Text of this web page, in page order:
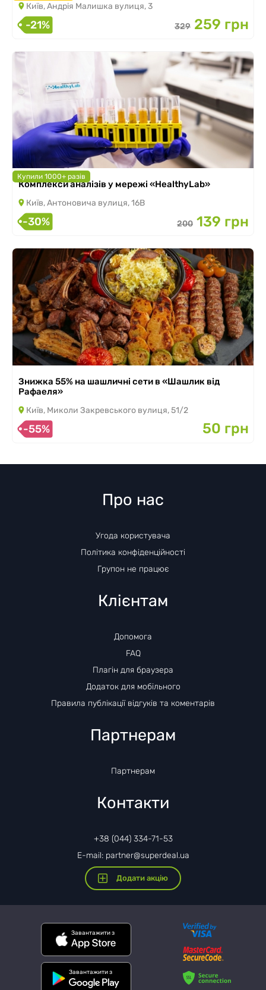
Київ, Андрія Малишка вулиця, 3
-21% 329 259 грн
Купили 1000+ разів
Комплекси аналізів у мережі «HealthyLab»
Київ, Антоновича вулиця, 16В
-30% 200 139 грн
Знижка 55% на шашличні сети в «Шашлик від
Рафаеля»
Київ, Миколи Закревського вулиця, 51/2
-55% 50 грн
Про нас
Угода користувача
Політика конфіденційності
Групон не працює
Клієнтам
Допомога
FAQ
Плагін для браузера
Додаток для мобільного
Правила публікації відгуків та коментарів
Партнерам
Партнерам
Контакти
+38 (044) 334-71-53
E-mail: partner@superdeal.ua
Додати акцію
Завантажити з
Завантажити з